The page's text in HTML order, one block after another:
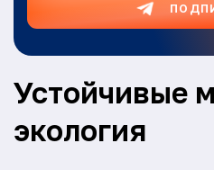
Устойчивые
экология